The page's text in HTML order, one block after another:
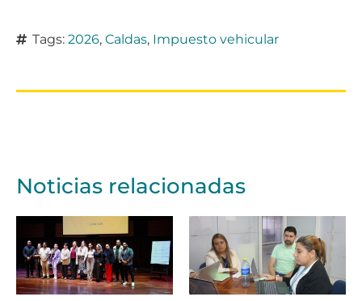
Tags: 2026, Caldas, Impuesto vehicular
Noticias relacionadas